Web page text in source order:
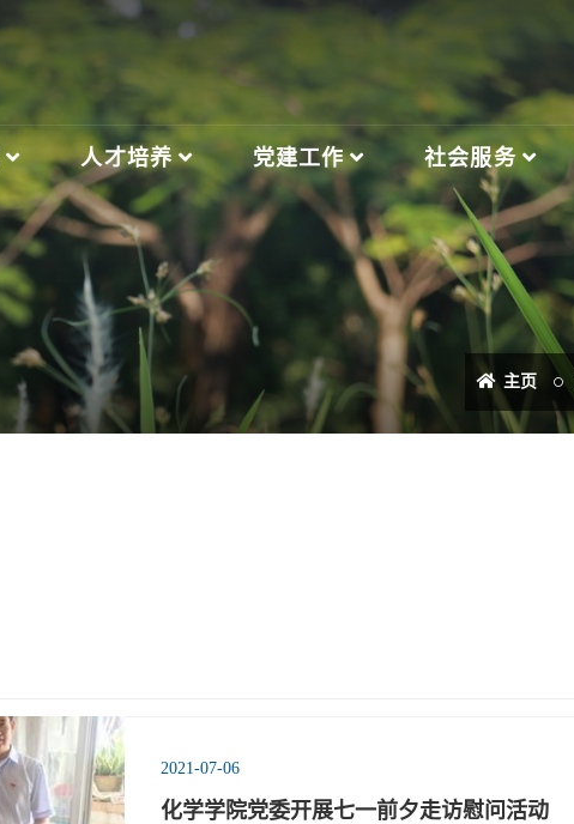
人才培养 党建工作 社会服务
主页
2021-07-06
化学学院党委开展七一前夕走访慰问活动